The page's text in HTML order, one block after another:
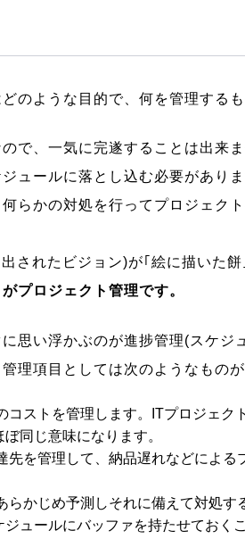
のような目的で、何を管理する
で、一気に完遂することは出来
ュールに落とし込む必要があり
らかの対処を行ってプロジェク
されたビジョン)が｢絵に描いた餅
プロジェクト管理です。
思い浮かぶのが進捗管理(スケジ
理項目としては次のようなものが
コストを管理します。ITプロジェク
同じ意味になります。
先を管理して、納品遅れなどによる
らかじめ予測しそれに備えて対処す
ュールにバッファを持たせておく